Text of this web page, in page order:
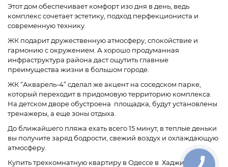
Этот дом обеспечивает комфорт изо дня в день, ведь
комплекс сочетает эстетику, подход перфекциониста и
современную технику.
ЖК подарит дружественную атмосферу, спокойствие и
гармонию с окружением. А хорошо продуманная
инфраструктура района даст ощутить главные
преимущества жизни в большом городе.
ЖК “Акварель-4” сделал же акцент на соседском парке,
который переходит в придомовую территорию комплекса.
На детском дворе обустроена площадка, будут установлены
тренажеры, а еще зоны отдыха.
До ближайшего пляжа ехать всего 15 минут, в теплые деньки
вы получите заряд бодрости, свежий воздух и охлаждающую
атмосферу.
Купить трехкомнатную квартиру в Одессе в Хаджибейском